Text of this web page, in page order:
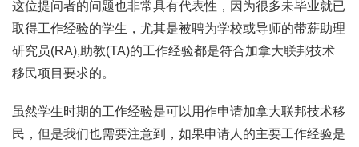
这位提问者的问题也非常具有代表性，因为很多未毕业就已
取得工作经验的学生，尤其是被聘为学校或导师的带薪助理
研究员(RA),助教(TA)的工作经验都是符合加拿大联邦技术
移民项目要求的。
虽然学生时期的工作经验是可以用作申请加拿大联邦技术移
民，但是我们也需要注意到，如果申请人的主要工作经验是